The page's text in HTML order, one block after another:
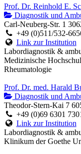
Prof. Dr. Reinhold E.
Diagnostik und
Carl-Neuberg-Str. 1
+49 (0)511/532-
Link zur Institution
Labordiagnostik &
Medizinische
Rheumatologie
Prof. Dr. med. Harald
Diagnostik und
Theodor-Stern-Kai 7
+49 (0)69 6301
Link zur Institution
Labordiagnostik &
Klinikum der Goethe